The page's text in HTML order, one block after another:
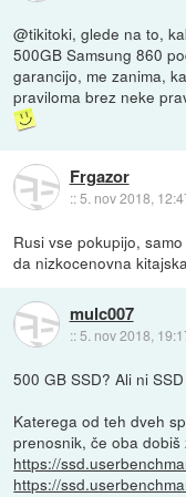
@tikitoki, glede na to,
500GB Samsung 860
garancijo, me zanima,
praviloma brez neke
Frgazor
::5. nov 2018,
Rusi vse pokupijo,
da nizkocenovna
mulc007
:: 5. nov 2018,
500 GB SSD? Ali ni
Katerega od teh dveh
prenosnik, če oba dobiš
https://
https://